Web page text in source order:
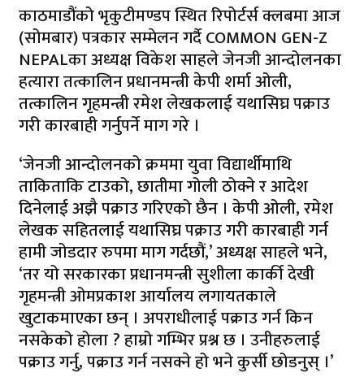
काठमाडौंको भृकुटीमण्डप स्थित रिपोर्टर्स क्लबमा आज
(सोमबार) पत्रकार सम्मेलन गर्दै COMMON GEN-Z
NEPALका अध्यक्ष विकेश साहले जेनजी आन्दोलनका
हत्यारा तत्कालिन प्रधानमन्त्री केपी शर्मा ओली,
तत्कालिन गृहमन्त्री रमेश लेखकलाई यथासिघ्र पक्राउ
गरी कारबाही गर्नुपर्ने माग गरे ।
‘जेनजी आन्दोलनको क्रममा युवा विद्यार्थीमाथि
ताकिताकि टाउको, छातीमा गोली ठोक्ने र आदेश
दिनेलाई अझै पक्राउ गरिएको छैन । केपी ओली, रमेश
लेखक सहितलाई यथासिघ्र पक्राउ गरी कारबाही गर्न
हामी जोडदार रुपमा माग गर्दछौं,’ अध्यक्ष साहले भने,
‘तर यो सरकारका प्रधानमन्त्री सुशीला कार्की देखी
गृहमन्त्री ओमप्रकाश आर्यालय लगायतकाले
खुटाकमाएका छन् । अपराधीलाई पक्राउ गर्न किन
नसकेको होला ? हाम्रो गम्भिर प्रश्न छ । उनीहरुलाई
पक्राउ गर्नु, पक्राउ गर्न नसक्ने हो भने कुर्सी छोडनुस् ।’